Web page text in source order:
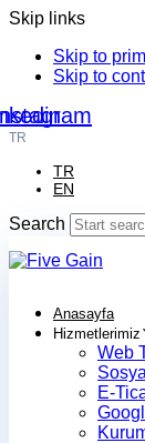
Skip links
Skip to
Skip to
TR
TR
EN
Search
Anasayfa
Hizmetlerimiz
Web
E-